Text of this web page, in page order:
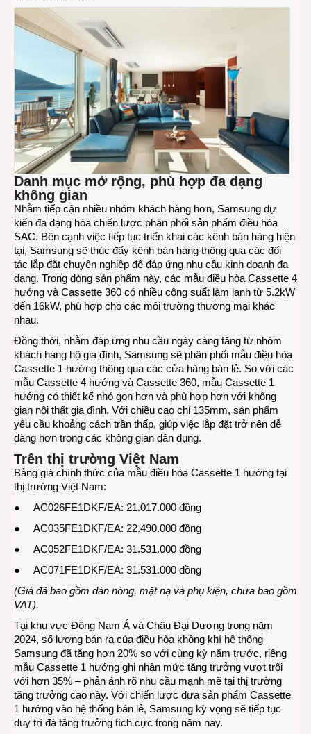
Danh mục mở rộng, phù hợp đa dạng
không gian
Nhằm tiếp cận nhiều nhóm khách hàng hơn, Samsung dự
kiến đa dạng hóa chiến lược phân phối sản phẩm điều hòa
SAC. Bên cạnh việc tiếp tục triển khai các kênh bán hàng hiện
tại, Samsung sẽ thúc đẩy kênh bán hàng thông qua các đối
tác lắp đặt chuyên nghiệp để đáp ứng nhu cầu kinh doanh đa
dạng. Trong dòng sản phẩm này, các mẫu điều hòa Cassette 4
hướng và Cassette 360 có nhiều công suất làm lạnh từ 5.2kW
đến 16kW, phù hợp cho các môi trường thương mại khác
nhau.
Đồng thời, nhằm đáp ứng nhu cầu ngày càng tăng từ nhóm
khách hàng hộ gia đình, Samsung sẽ phân phối mẫu điều hòa
Cassette 1 hướng thông qua các cửa hàng bán lẻ. So với các
mẫu Cassette 4 hướng và Cassette 360, mẫu Cassette 1
hướng có thiết kế nhỏ gọn hơn và phù hợp hơn với không
gian nội thất gia đình. Với chiều cao chỉ 135mm, sản phẩm
yêu cầu khoảng cách trần thấp, giúp việc lắp đặt trở nên dễ
dàng hơn trong các không gian dân dụng.
Trên thị trường Việt Nam
Bảng giá chính thức của mẫu điều hòa Cassette 1 hướng tại
thị trường Việt Nam:
● AC026FE1DKF/EA: 21.017.000 đồng
● AC035FE1DKF/EA: 22.490.000 đồng
● AC052FE1DKF/EA: 31.531.000 đồng
● AC071FE1DKF/EA: 31.531.000 đồng
(Giá đã bao gồm dàn nóng, mặt nạ và phụ kiện, chưa bao gồm
VAT).
Tại khu vực Đông Nam Á và Châu Đại Dương trong năm
2024, số lượng bán ra của điều hòa không khí hệ thống
Samsung đã tăng hơn 20% so với cùng kỳ năm trước, riêng
mẫu Cassette 1 hướng ghi nhận mức tăng trưởng vượt trội
với hơn 35% – phản ánh rõ nhu cầu mạnh mẽ tại thị trường
tăng trưởng cao này. Với chiến lược đưa sản phẩm Cassette
1 hướng vào hệ thống bán lẻ, Samsung kỳ vọng sẽ tiếp tục
duy trì đà tăng trưởng tích cực trong năm nay.